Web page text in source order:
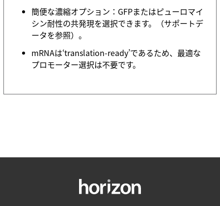
簡便な濃縮オプション：GFPまたはピューロマイ
シン耐性の共発現を選択できます。（サポートデ
ータを参照）。
mRNAは‘translation-ready’であるため、最適な
プロモーター選択は不要です。